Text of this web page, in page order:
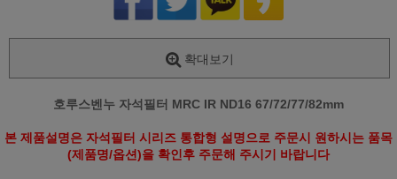
확대보기
호루스벤누 자석필터 MRC IR ND16 67/72/77/82mm
본 제품설명은 자석필터 시리즈 통합형 설명으로 주문시 원하시는 품목
(제품명/옵션)을 확인후 주문해 주시기 바랍니다